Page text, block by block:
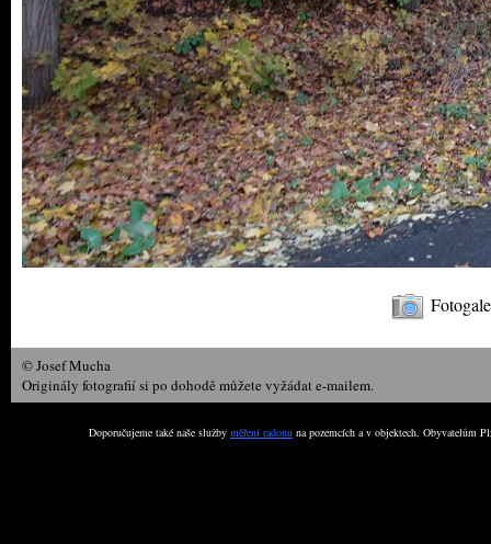
© Josef Mucha
Originály fotografií si po dohodě můžete vyžádat e-mailem.
Doporučujeme také naše služby měření radonu na pozemcích a v objektech. Obyvatelům